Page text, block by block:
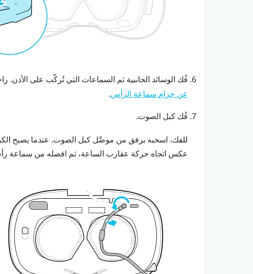
فُك الوسائد الجانبية ثم السماعات التي تُركّب على الأذن.
عن حزام سماعة الرأس.
فُك كبل الصوت.
للفك، اسحبه برفق من موصِّل كبل الصوت. عندما يصبح
عكس اتجاه حركة عقارب الساعة، ثم افصله من سماعة